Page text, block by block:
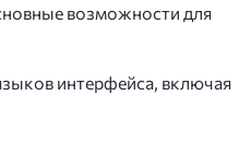
возможности для
интерфейса, включая